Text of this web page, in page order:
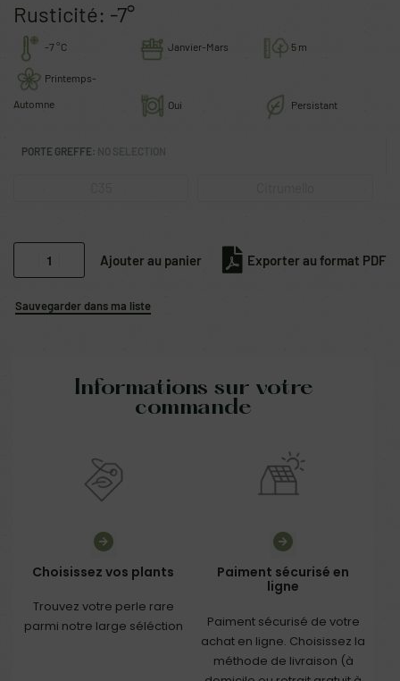
Rusticité: -7°
-7 °C Janvier-Mars 5 m
Printemps-
Automne Oui Persistant
PORTE GREFFE:
Exporter au format PDF
Ajouter au panier
Sauvegarder dans ma liste
Informations sur votre
commande
Choisissez vos plants
Trouvez votre perle rare
parmi notre large séléction
Paiment sécurisé en
ligne
Paiment sécurisé de votre
achat en ligne. Choisissez la
méthode de livraison (à